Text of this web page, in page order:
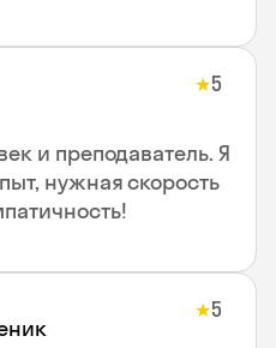
★5
и преподаватель. Я
нужная скорость
★5